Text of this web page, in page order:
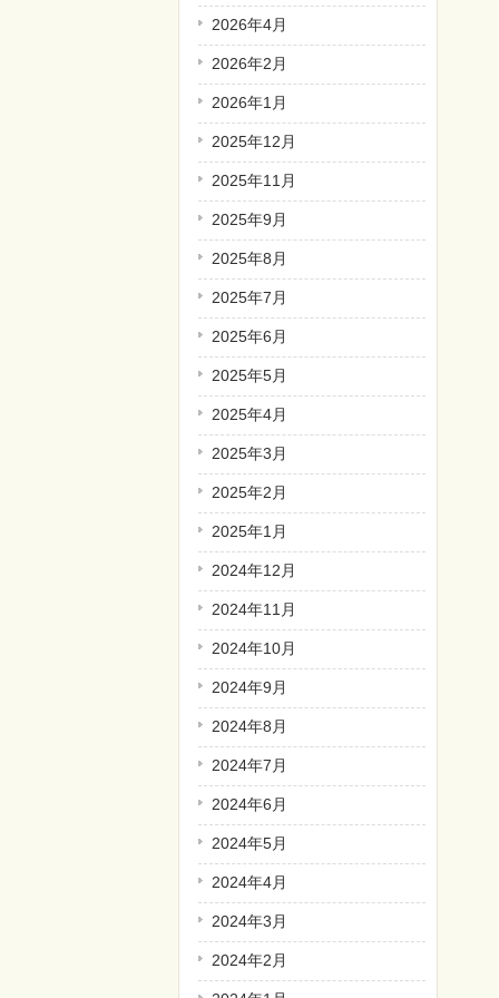
2026年4月
2026年2月
2026年1月
2025年12月
2025年11月
2025年9月
2025年8月
2025年7月
2025年6月
2025年5月
2025年4月
2025年3月
2025年2月
2025年1月
2024年12月
2024年11月
2024年10月
2024年9月
2024年8月
2024年7月
2024年6月
2024年5月
2024年4月
2024年3月
2024年2月